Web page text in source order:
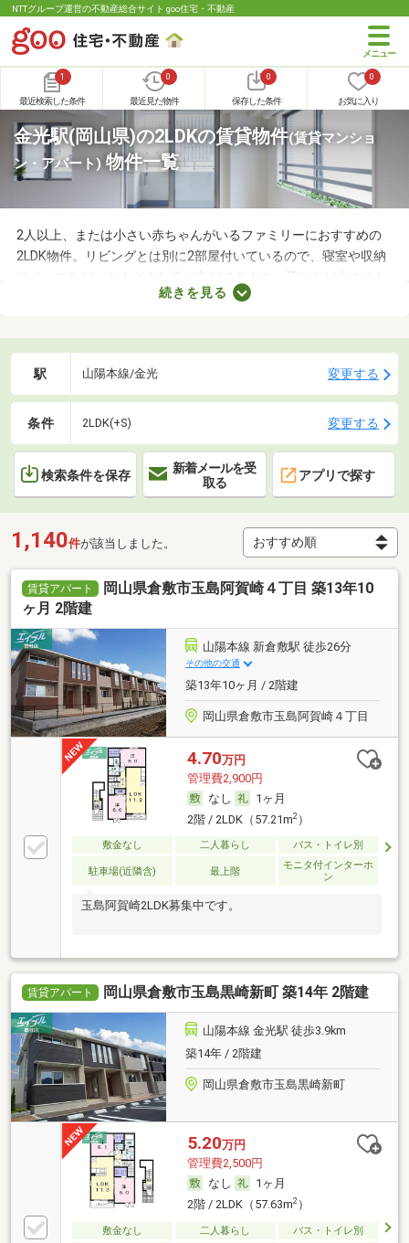
NTTグループ運営の不動産総合サイト goo住宅・不動産
1
最近検索した条件
0
最近見た物件
0
保存した条件
0
お気に入り
金光駅(岡山県)の2LDKの賃貸物件(賃貸マンショ
ン・アパート) 物件一覧
2人以上、または小さい赤ちゃんがいるファミリーにおすすめの
2LDK物件。リビングとは別に2部屋付いているので、寝室や収納
スペースなど、さまざまな使い方ができます。子どもが大きくな
れば子ども部屋にもできるので、長く住めることも魅力です。こ
チェックして、希望にぴったりな物件を見つけましょう。
続きを見る
駅 山陽本線/金光 変更する
条件 2LDK(+S) 変更する
検索条件を保存
新着メールを受
取る
アプリで探す
1,140件が該当しました。
賃貸アパート
岡山県倉敷市玉島阿賀崎４丁目 築13年10
ヶ月 2階建
山陽本線 新倉敷駅 徒歩26分
その他の交通
築13年10ヶ月 / 2階建
岡山県倉敷市玉島阿賀崎４丁目
4.70万円
管理費2,900円
なし
1ヶ月
2階 / 2LDK（57.21m2）
敷金なし 二人暮らし バス・トイレ別
駐車場(近隣含) 最上階
モニタ付インターホ
ン
玉島阿賀崎2LDK募集中です。
賃貸アパート 岡山県倉敷市玉島黒崎新町 築14年 2階建
山陽本線 金光駅 徒歩3.9km
築14年 / 2階建
岡山県倉敷市玉島黒崎新町
5.20万円
管理費2,500円
なし
1ヶ月
2階 / 2LDK（57.63m2）
敷金なし 二人暮らし
バス・トイレ別